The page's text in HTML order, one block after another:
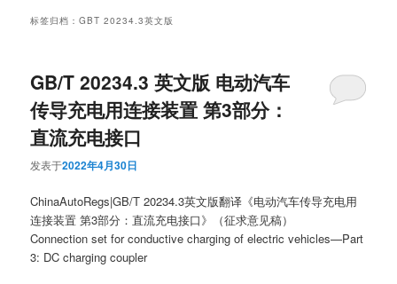
标签归档：GBT 20234.3英文版
GB/T 20234.3 英文版 电动汽车
传导充电用连接装置 第3部分：
直流充电接口
发表于2022年4月30日
ChinaAutoRegs|GB/T 20234.3英文版翻译《电动汽车传导充电用
连接装置 第3部分：直流充电接口》（征求意见稿）
Connection set for conductive charging of electric vehicles—Part
3: DC charging coupler